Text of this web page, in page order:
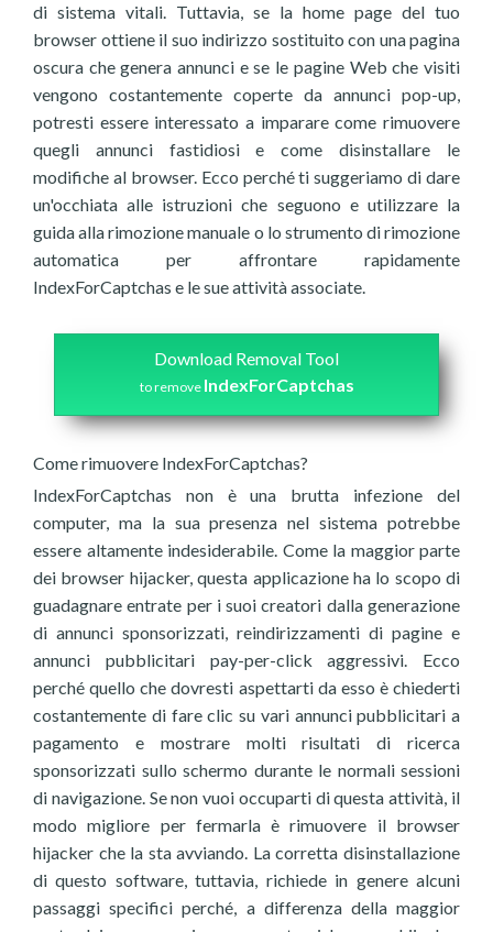
di sistema vitali. Tuttavia, se la home page del tuo
browser ottiene il suo indirizzo sostituito con una pagina
oscura che genera annunci e se le pagine Web che visiti
vengono costantemente coperte da annunci pop-up,
potresti essere interessato a imparare come rimuovere
quegli annunci fastidiosi e come disinstallare le
modifiche al browser. Ecco perché ti suggeriamo di dare
un'occhiata alle istruzioni che seguono e utilizzare la
guida alla rimozione manuale o lo strumento di rimozione
automatica per affrontare rapidamente
IndexForCaptchas e le sue attività associate.
Download Removal Tool
to remove IndexForCaptchas
Come rimuovere IndexForCaptchas?
IndexForCaptchas non è una brutta infezione del
computer, ma la sua presenza nel sistema potrebbe
essere altamente indesiderabile. Come la maggior parte
dei browser hijacker, questa applicazione ha lo scopo di
guadagnare entrate per i suoi creatori dalla generazione
di annunci sponsorizzati, reindirizzamenti di pagine e
annunci pubblicitari pay-per-click aggressivi. Ecco
perché quello che dovresti aspettarti da esso è chiederti
costantemente di fare clic su vari annunci pubblicitari a
pagamento e mostrare molti risultati di ricerca
sponsorizzati sullo schermo durante le normali sessioni
di navigazione. Se non vuoi occuparti di questa attività, il
modo migliore per fermarla è rimuovere il browser
hijacker che la sta avviando. La corretta disinstallazione
di questo software, tuttavia, richiede in genere alcuni
passaggi specifici perché, a differenza della maggior